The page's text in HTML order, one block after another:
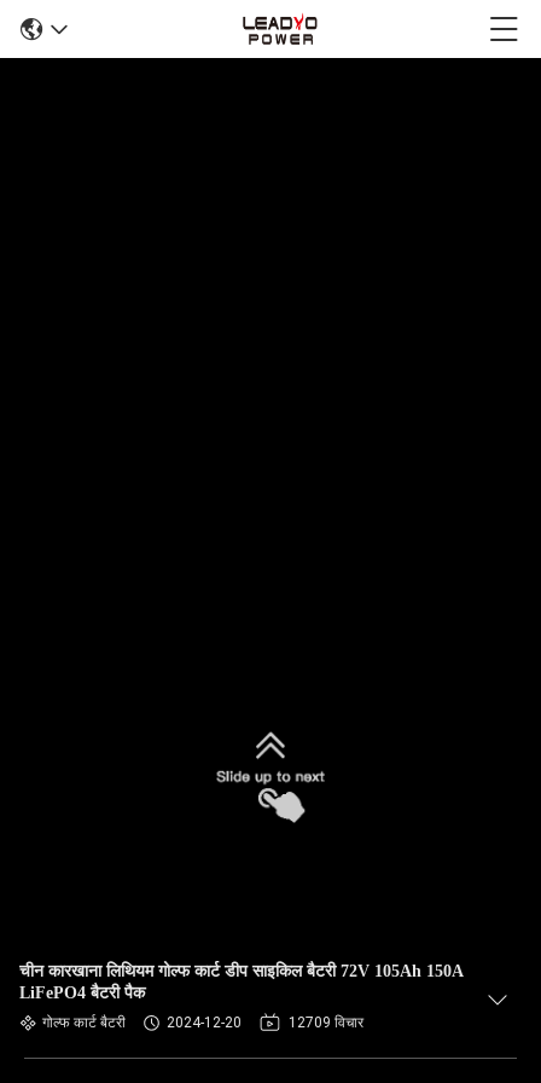
चीन कारखाना लिथियम गोल्फ कार्ट डीप साइकिल बैटरी 72V 105Ah 150A
LiFePO4 बैटरी पैक
गोल्फ कार्ट बैटरी 2024-12-20 12709 विचार